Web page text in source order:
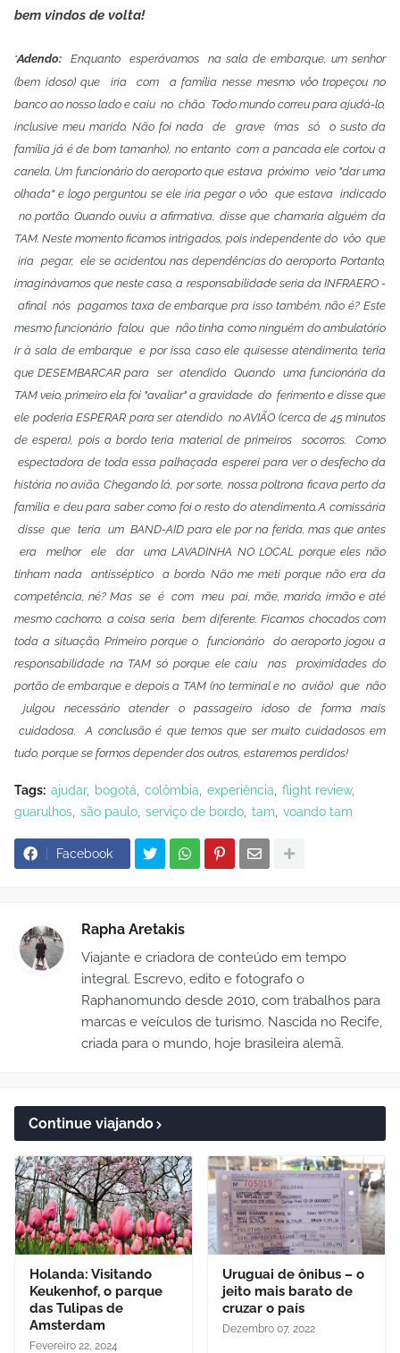
bem vindos de volta!
*Adendo:
Enquanto esperávamos na sala de embarque, um senhor
(bem idoso)que iria com a família nesse mesmo vôo tropeçou no
banco ao nosso lado e caiu no chão. Todo mundo correu para ajudá-lo,
inclusive meu marido. Não foi nada de grave (mas só o susto da
família já é de bom tamanho), no entanto com a pancada ele cortou a
canela. Um funcionário do aeroporto que estava próximo veio "dar uma
olhada" e logo perguntou se ele iria pegar ovôo que estava indicado
no portão. Quando ouviu a afirmativa, disse que chamaria alguém da
TAM. Neste momento ficamos intrigados, pois independente do vôo que
iria pegar, ele se acidentou nas dependências do aeroporto. Portanto,
imaginávamos que neste caso, a responsabilidade seria da INFRAERO -
afinal nós pagamos taxa de embarque pra isso também, não é? Este
mesmofuncionário falou que não tinha como ninguém do ambulatório
ir à sala de embarque e por isso, caso ele quisesse atendimento, teria
que DESEMBARCARpara ser atendido. Quando uma funcionária da
TAM veio, primeiro ela foi "avaliar" a gravidade do ferimento e disse que
ele poderia ESPERAR para ser atendidono AVIÃO (cerca de 45 minutos
de espera), pois a bordo teria material de primeiros socorros. Como
espectadora de toda essa palhaçada esperei para ver o desfecho da
história no avião. Chegando lá, por sorte, nossa poltrona ficava perto da
família e deu para saber como foi o resto do atendimento. A comissária
disse que teria um BAND-AID para ele por na ferida, mas que antes
era melhor ele dar uma LAVADINHA NO LOCAL porque eles não
tinham nada antisséptico a bordo. Não me meti porque não era da
competência, né? Mas se é com meu pai, mãe, marido, irmão e até
mesmo cachorro, a coisa seria bem diferente. Ficamos chocados com
toda a situação. Primeiro porque o funcionário do aeroporto jogou a
responsabilidade na TAM só porque ele caiu nas proximidades do
portão de embarque e depois a TAM (no terminal e no avião) que não
julgou necessário atender o passageiro idoso de forma mais
cuidadosa. A conclusão é que temos que ser muito cuidadosos em
tudo, porque se formos depender dos outros, estaremos perdidos!
Tags: ajudar bogotá colômbia experiência
flight review
guarulhos são paulo serviço de bordo tam voando tam
Facebook
Rapha Aretakis
Viajante e criadora de conteúdo em tempo
integral. Escrevo, edito e fotografo o
Raphanomundo desde 2010, com trabalhos para
marcas e veículos de turismo. Nascida no Recife,
criada para o mundo, hoje brasileira alemã.
Continue viajando
Holanda: Visitando
Keukenhof, o parque
das Tulipas de
Amsterdam
Fevereiro 22, 2024
Uruguai de ônibus – o
jeito mais barato de
cruzar o país
Dezembro 07, 2022